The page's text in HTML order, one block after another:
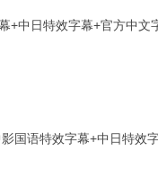
+中日特效字幕+官方中文
国语特效字幕+中日特效